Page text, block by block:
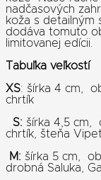
nadčasových
koža s detailným
dodáva tomuto
limitovanej edícii.
Tabuľka veľkostí
XS: šírka 4 cm,
chrtík
S: šírka 4,5 cm,
chrtík, šteňa Vipet
M: šírka 5 cm,
drobná Saluka,